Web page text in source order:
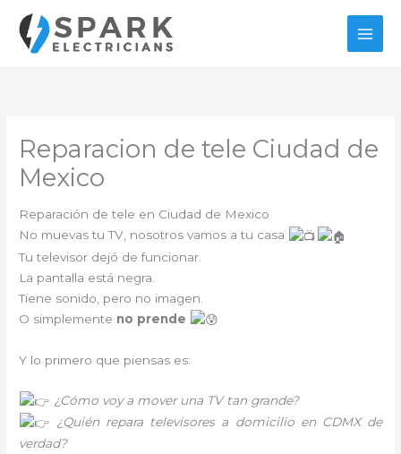
contenido
Reparacion de tele Ciudad de
Mexico
Reparación de tele en Ciudad de Mexico
No muevas tu TV, nosotros vamos a tu casa
Tu televisor dejó de funcionar.
La pantalla está negra.
Tiene sonido, pero no imagen.
O simplemente no prende
Y lo primero que piensas es:
¿Cómo voy a mover una TV tan grande?
¿Quién repara televisores a domicilio en CDMX de
verdad?